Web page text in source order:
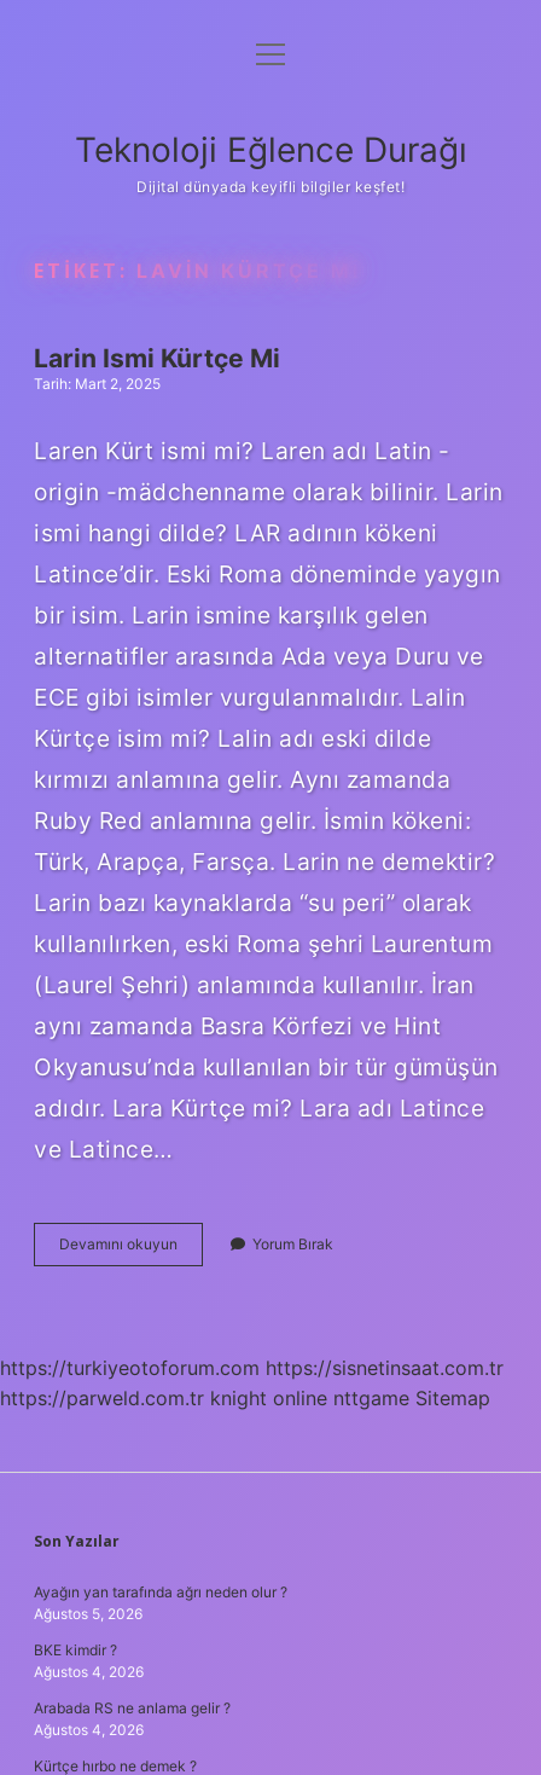
Anasayfa
Yasal Uyarı
menüyü
Teknoloji Eğlence Durağı
Dijital dünyada keyifli bilgiler keşfet!
ETIKET: LAVIN KÜRTÇE MI
Larin Ismi Kürtçe Mi
Tarih: Mart 2, 2025
Laren Kürt ismi mi? Laren adı Latin -
origin -mädchenname olarak bilinir. Larin
ismi hangi dilde? LAR adının kökeni
Latince’dir. Eski Roma döneminde yaygın
bir isim. Larin ismine karşılık gelen
alternatifler arasında Ada veya Duru ve
ECE gibi isimler vurgulanmalıdır. Lalin
Kürtçe isim mi? Lalin adı eski dilde
kırmızı anlamına gelir. Aynı zamanda
Ruby Red anlamına gelir. İsmin kökeni:
Türk, Arapça, Farsça. Larin ne demektir?
Larin bazı kaynaklarda “su peri” olarak
kullanılırken, eski Roma şehri Laurentum
(Laurel Şehri) anlamında kullanılır. İran
aynı zamanda Basra Körfezi ve Hint
Okyanusu’nda kullanılan bir tür gümüşün
adıdır. Lara Kürtçe mi? Lara adı Latince
ve Latince…
Devamını okuyun
Ismi
Yorum Bırak
https://turkiyeotoforum.com https://sisnetinsaat.com.tr
https://parweld.com.tr knight online nttgame Sitemap
SIDEBAR
Son Yazılar
Ayağın yan tarafında ağrı neden olur ?
Ağustos 5, 2026
BKE kimdir ?
Ağustos 4, 2026
Arabada RS ne anlama gelir ?
Ağustos 4, 2026
Kürtçe hırbo ne demek ?